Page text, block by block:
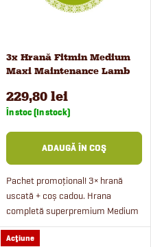
3x Hrană Fitmin Medium
Maxi Maintenance Lamb
kg
229,80 lei
În stoc (In stock)
ADAUGĂ ÎN COŞ
Pachet promoțional! 3× hrană
uscată + coș cadou. Hrana
completă superpremium Medium
Maxi Maintenance din gama
Nutritional Programme Lamb with
Acţiune